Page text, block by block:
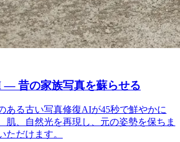
— 昔の家族写真を蘇らせる
ある古い写真修復AIが45秒で鮮やかに
肌、自然光を再現し、元の姿勢を保ちま
ただけます。